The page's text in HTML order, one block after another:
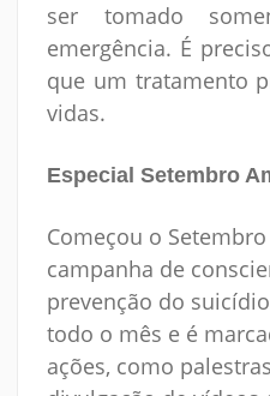
ser tomado
emergência. É
que um tratamento
vidas.
Especial Setembro
Começou o
campanha de
prevenção do
todo o mês e é
ações, como